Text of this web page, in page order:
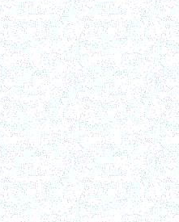
это и
бы мы
которые
сказать
все
Их